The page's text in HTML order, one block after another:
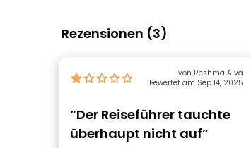
Rezensionen (3)
von Reshma Alva
Bewertet am Sep 14, 2025
“Der Reiseführer tauchte
überhaupt nicht auf”